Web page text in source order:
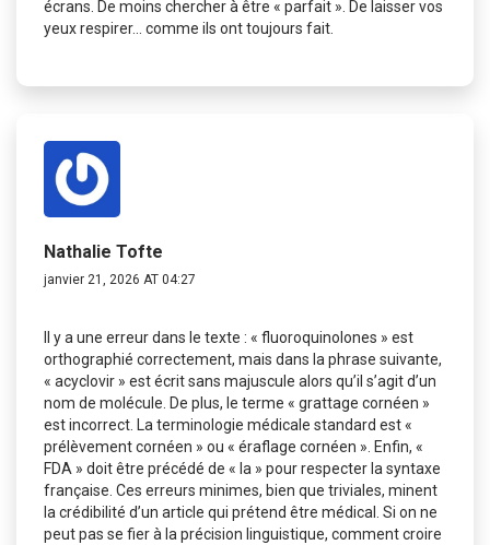
écrans. De moins chercher à être « parfait ». De laisser vos
yeux respirer… comme ils ont toujours fait.
Nathalie Tofte
janvier 21, 2026 AT 04:27
Il y a une erreur dans le texte : « fluoroquinolones » est
orthographié correctement, mais dans la phrase suivante,
« acyclovir » est écrit sans majuscule alors qu’il s’agit d’un
nom de molécule. De plus, le terme « grattage cornéen »
est incorrect. La terminologie médicale standard est «
prélèvement cornéen » ou « éraflage cornéen ». Enfin, «
FDA » doit être précédé de « la » pour respecter la syntaxe
française. Ces erreurs minimes, bien que triviales, minent
la crédibilité d’un article qui prétend être médical. Si on ne
peut pas se fier à la précision linguistique, comment croire